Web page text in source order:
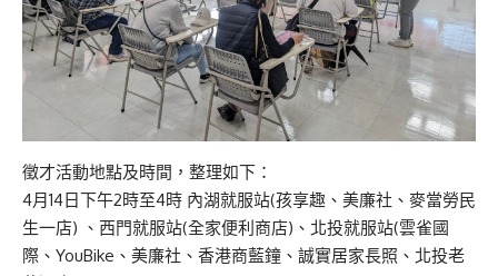
徵才活動地點及時間，整理如下：
4月14日下午2時至4時 內湖就服站(孩享趣、美廉社、麥當勞民
生一店) 、西門就服站(全家便利商店)、北投就服站(雲雀國
際、YouBike、美廉社、香港商藍鐘、誠實居家長照、北投老